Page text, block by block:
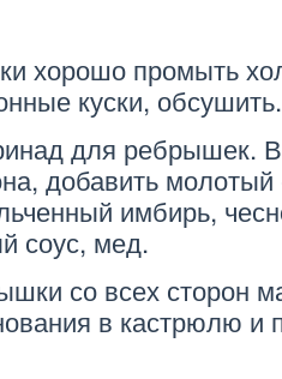
хорошо промыть
куски, обсушить.
для ребрышек.
добавить
имбирь,
соус, мед.
со всех сторон
в кастрюлю и